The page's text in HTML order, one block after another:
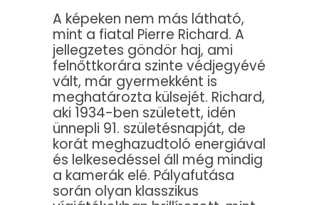
A képeken nem más látható,
mint a fiatal Pierre Richard. A
jellegzetes göndör haj, ami
felnőttkorára szinte védjegyévé
vált, már gyermekként is
meghatározta külsejét. Richard,
aki 1934-ben született, idén
ünnepli 91. születésnapját, de
korát meghazudtoló energiával
és lelkesedéssel áll még mindig
a kamerák elé. Pályafutása
során olyan klasszikus